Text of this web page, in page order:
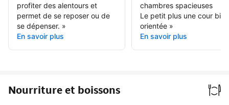
profiter des alentours et
permet de se reposer ou de
se dépenser. »
En savoir plus
chambres spacieuses
Le petit plus une cour bien
orientée»
En savoir plus
Nourriture et boissons